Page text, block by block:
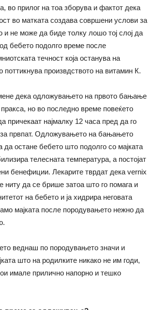
во прилог на тоа зборува и фактот дека
во матката создава совршени услови за
и не може да биде толку лошо тој слој да
бебето подолго време после
течност која останува на
поттикнува произвдството на витамин К.
дека одложувањето на првото бањање
но во последно време повеќето
причекаат најмалку 12 часа пред да го
првпат. Одложувањето на бањањето
да остане бебето што подолго со мајката
телесната температура, а постојат
бенефиции. Лекарите тврдат дека vernix
ниту да се брише затоа што го помага и
на бебето и ја хидрира неговата
мајката после породувањето нежно да
веднаш по породувањето значи и
што на родилките никако не им годи,
имале прилично напорно и тешко